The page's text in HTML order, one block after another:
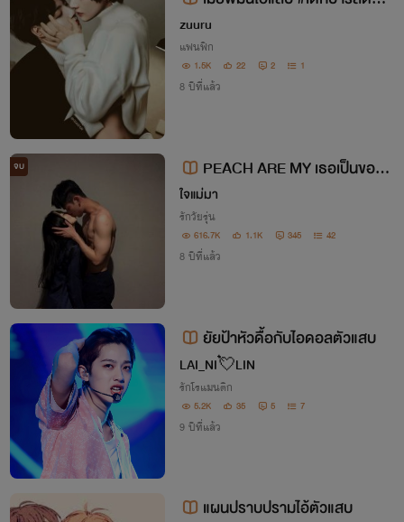
#VKOOK
zuuru
แฟนฟิก
1.5K 22 2 1
8 ปีที่แล้ว
จบ
PEACH ARE MY เธอเป็นของ
ฉัน
ใจแม่มา
รักวัยรุ่น
616.7K 1.1K 345 42
8 ปีที่แล้ว
ยัยป้าหัวดื้อกับไอดอลตัวแสบ
LAI_NI💘LIN
รักโรแมนติก
5.2K 35 5 7
9 ปีที่แล้ว
แผนปราบปรามไอ้ตัวแสบ